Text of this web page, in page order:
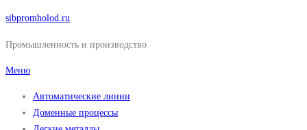
Перейти
содержимому
sibpromholod.ru
Промышленность и производство
Меню
Автоматические линии
Доменные процессы